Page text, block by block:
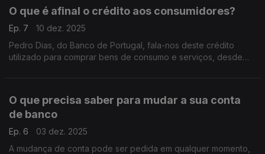
O que é afinal o crédito aos consumidores?
Ep. 7
10 dez. 2025
Pedro Dias, do Banco de Portugal, fala-nos deste crédito
utilizado para comprar bens de consumo e serviços, desde
O que precisa saber para mudar a sua conta
de banco
Ep. 6
03 dez. 2025
A mudança de conta pode ser pedida em qualquer momento,